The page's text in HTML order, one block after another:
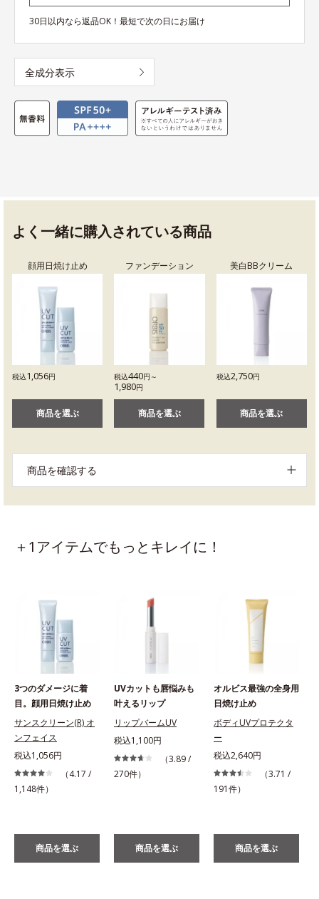
30日以内なら返品OK！最短で次の日にお届け
全成分表示
よく一緒に購入されている商品
顔用日焼け止め
税込1,056円
商品を選ぶ
ファンデーション
税込440円～
1,980円
商品を選ぶ
美白BBクリーム
税込2,750円
商品を選ぶ
商品を確認する
＋1アイテムでもっとキレイに！
3つのダメージに着
目。顔用日焼け止め
サンスクリーン(R) オ
ンフェイス
税込1,056円
（4.17 /
1,148件）
商品を選ぶ
UVカットも唇悩みも
叶えるリップ
リップバームUV
税込1,100円
（3.89 /
270件）
商品を選ぶ
オルビス最強の全身用
日焼け止め
ボディUVプロテクタ
ー
税込2,640円
（3.71 /
191件）
商品を選ぶ